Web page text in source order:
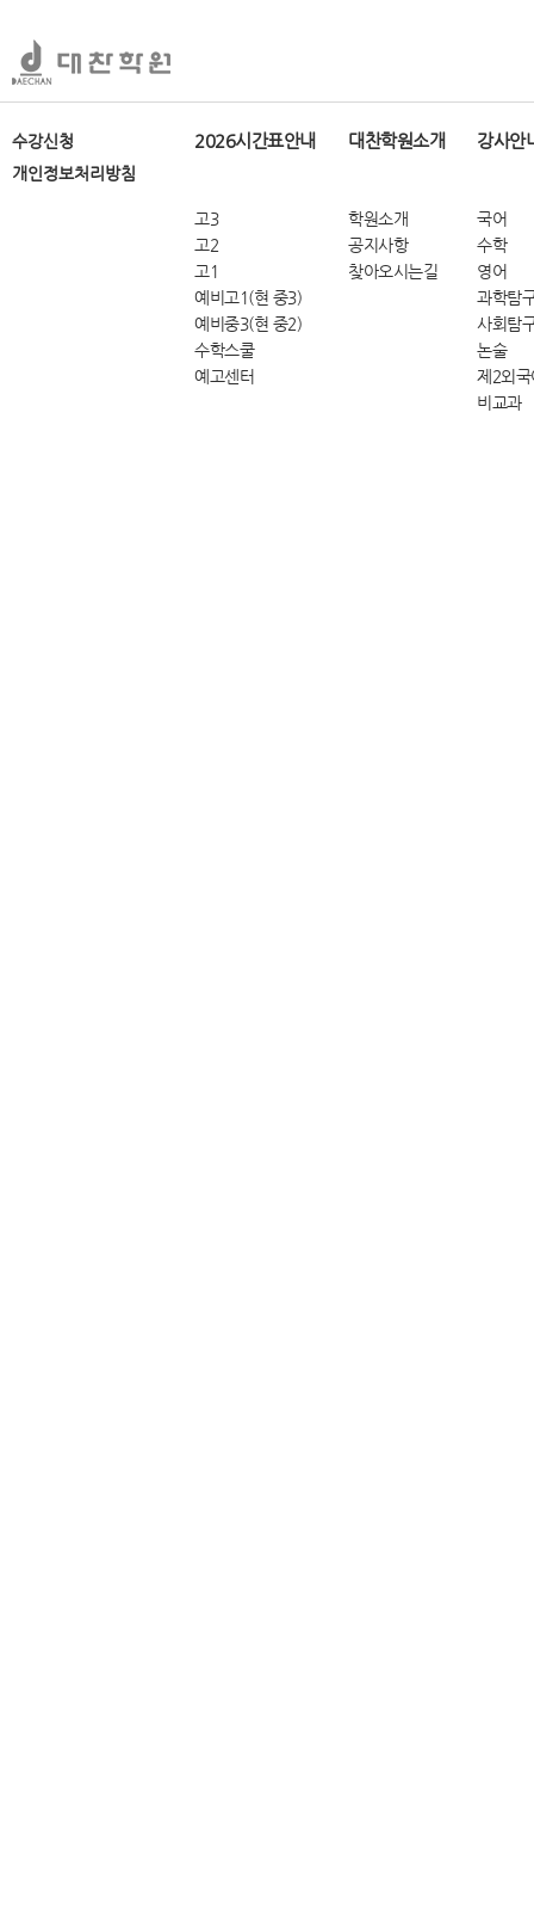
수강신청
개인정보처리방침
2026시간표안내
고3
고2
고1
예비고1(현 중3)
예비중3(현 중2)
수학스쿨
예고센터
대찬학원소개
학원소개
공지사항
찾아오시는길
강사안
국어
수학
영어
과학탐
사회탐
논술
제2외국
비교과